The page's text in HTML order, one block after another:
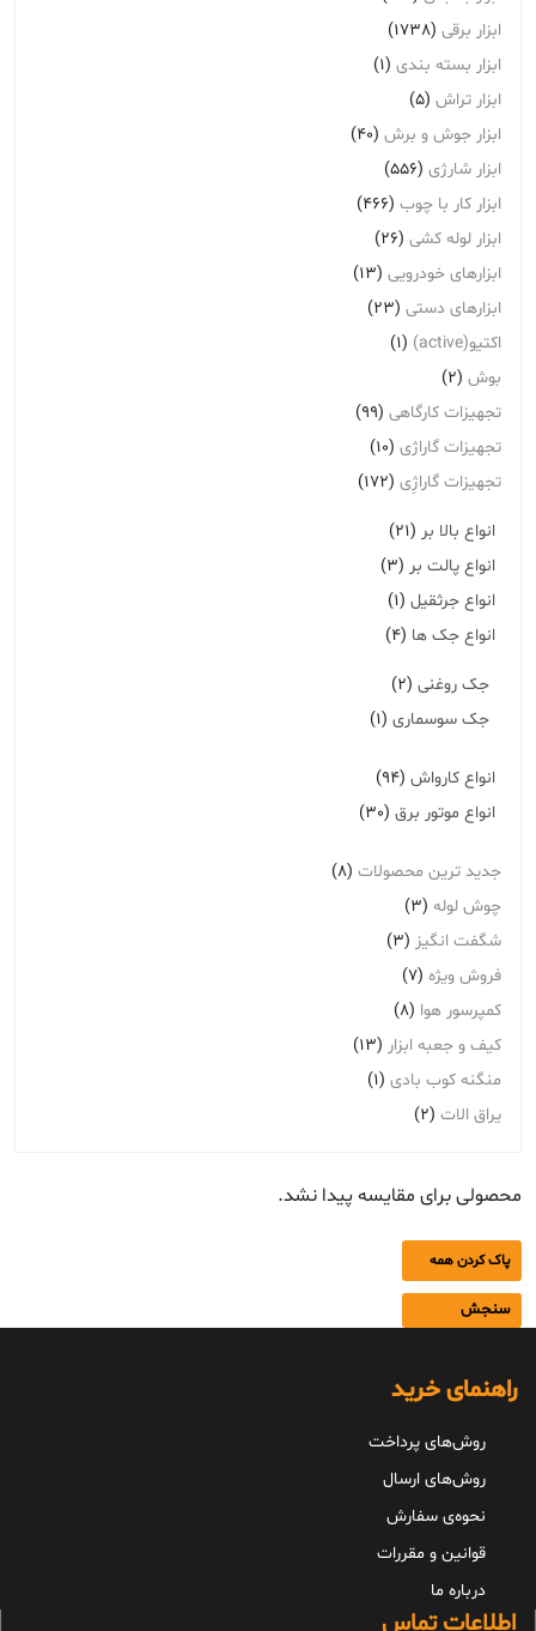
ابزار برقی (1738)
ابزار بسته بندی (1)
ابزار تراش (5)
ابزار جوش و برش (40)
ابزار شارژی (556)
ابزار کار با چوب (466)
ابزار لوله کشی (26)
ابزارهای خودرویی (13)
ابزارهای دستی (23)
اکتیو(active)
(1)
بوش (2)
تجهیزات کارگاهی (99)
تجهیزات گاراژی (10)
تجهیزات گاراژِی (172)
انواع بالا بر (21)
انواع پالت بر (3)
انواع جرثقیل (1)
انواع جک ها (4)
جک روغنی (2)
جک سوسماری (1)
انواع کارواش (94)
انواع موتور برق (30)
جدید ترین محصولات (8)
چوش لوله (3)
شگفت انگیز (3)
فروش ویژه (7)
کمپرسور هوا (8)
کیف و جعبه ابزار (13)
منگنه کوب بادی (1)
یراق الات (2)
محصولی برای مقایسه پیدا نشد.
پاک کردن همه
سنجش
راهنمای خرید
روش‌های پرداخت
روش‌های ارسال
نحوه‌ی سفارش
قوانین و مقررات
درباره ما
اطلاعات تماس